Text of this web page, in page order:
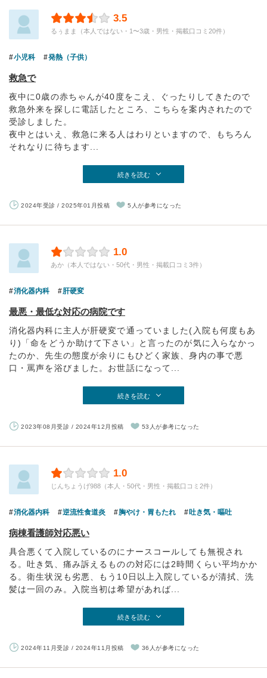
3.5
るぅまま（本人ではない・1〜3歳・男性・掲載口コミ20件）
小児科 発熱（子供）
救急で
夜中に0歳の赤ちゃんが40度をこえ、ぐったりしてきたので
救急外来を探しに電話したところ、こちらを案内されたので
受診しました。
夜中とはいえ、救急に来る人はわりといますので、もちろん
それなりに待ちます...
続きを読む
2024年受診 / 2025年01月投稿 5人が参考になった
1.0
あか（本人ではない・50代・男性・掲載口コミ3件）
消化器内科 肝硬変
最悪・最低な対応の病院です
消化器内科に主人が肝硬変で通っていました(入院も何度もあ
り)「命をどうか助けて下さい」と言ったのが気に入らなかっ
たのか、先生の態度が余りにもひどく家族、身内の事で悪
口・罵声を浴びました。お世話になって...
続きを読む
2023年08月受診 / 2024年12月投稿 53人が参考になった
1.0
じんちょうげ988（本人・50代・男性・掲載口コミ2件）
消化器内科 逆流性食道炎 胸やけ・胃もたれ 吐き気・嘔吐
病棟看護師対応悪い
具合悪くて入院しているのにナースコールしても無視され
る。吐き気、痛み訴えるものの対応には2時間くらい平均かか
る。衛生状況も劣悪、もう10日以上入院しているが清拭、洗
髪は一回のみ。入院当初は希望があれば...
続きを読む
2024年11月受診 / 2024年11月投稿 36人が参考になった